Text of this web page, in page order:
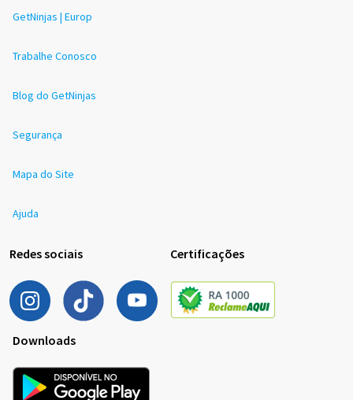
GetNinjas | Europ
Trabalhe Conosco
Blog do GetNinjas
Segurança
Mapa do Site
Ajuda
Redes sociais Certificações
Downloads